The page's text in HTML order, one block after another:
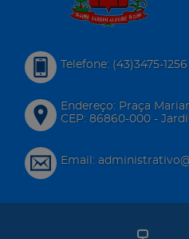
Telefone: (43)3475-1256
Endereço: Praça
CEP: 86860-000 -
Email: